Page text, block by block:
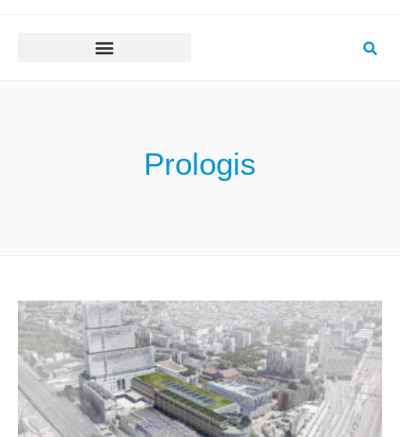
Prologis